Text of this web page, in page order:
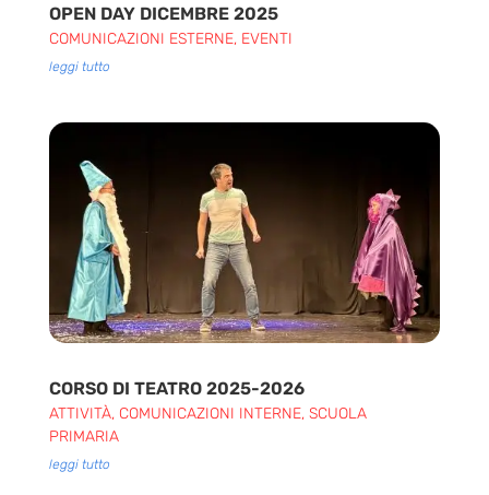
OPEN DAY DICEMBRE 2025
COMUNICAZIONI ESTERNE, EVENTI
leggi tutto
CORSO DI TEATRO 2025-2026
ATTIVITÀ, COMUNICAZIONI INTERNE, SCUOLA
PRIMARIA
leggi tutto